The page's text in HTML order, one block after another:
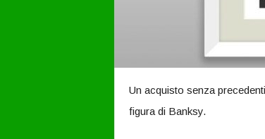
Un acquisto senza
figura di Banksy.